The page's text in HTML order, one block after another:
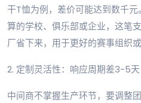
干T恤为例，差价可能达到数千
算的学校、俱乐部或企业，这笔
厂省下来，用于更好的赛事组织或
2. 定制灵活性：响应周期差3-5天
中间商不掌握生产环节，要调整